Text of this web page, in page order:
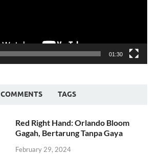
01:30
COMMENTS TAGS
Red Right Hand: Orlando Bloom
Gagah, Bertarung Tanpa Gaya
February 29, 2024